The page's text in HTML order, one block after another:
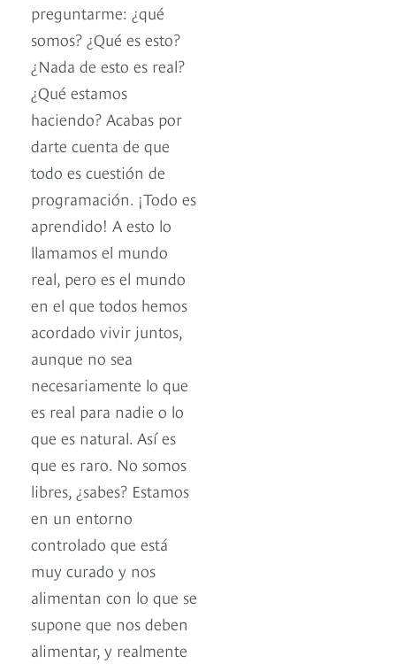
preguntarme: ¿qué
somos? ¿Qué es esto?
¿Nada de esto es real?
¿Qué estamos
haciendo? Acabas por
darte cuenta de que
todo es cuestión de
programación. ¡Todo es
aprendido! A esto lo
llamamos el mundo
real, pero es el mundo
en el que todos hemos
acordado vivir juntos,
aunque no sea
necesariamente lo que
es real para nadie o lo
que es natural. Así es
que es raro. No somos
libres, ¿sabes? Estamos
en un entorno
controlado que está
muy curado y nos
alimentan con lo que se
supone que nos deben
alimentar, y realmente